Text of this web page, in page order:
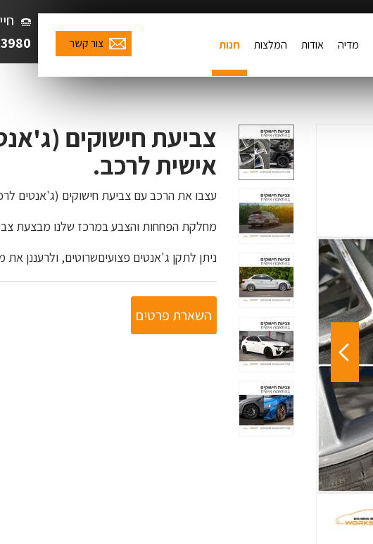
מדיה אודות המלצות חנות צור קשר
צביעת חישוקים
אישית לרכב.
עצבו את הרכב עם צביעת חישוקים (ג'אנטים
מחלקת הפחחות והצבע במרכז שלנו מבצעת
ניתן לתקן ג'אנטים פצועיםשרוטים, ולרעננן
השארת פרטים